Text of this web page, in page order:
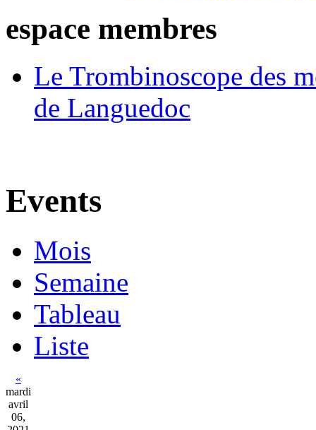
espace membres
Le Trombinoscope des
de Languedoc
Events
Mois
Semaine
Tableau
Liste
«
mardi
avril
06,